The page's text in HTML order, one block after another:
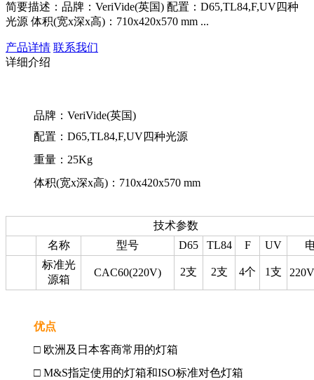
简要描述： 品牌：VeriVide(英国) 配置：D65,TL84,F,UV四种
光源 体积(宽x深x高)：710x420x570 mm ...
产品详情 联系我们
详细介绍
品牌：VeriVide(英国)
配置：D65,TL84,F,UV四种光源
重量：25Kg
体积(宽x深x高)：710x420x570 mm
技术参数
名称
型号 D65 TL84 F UV
标准光
源箱
CAC60(220V) 2支 2支 4个 1支
优点
□ 欧洲及日本客商常用的灯箱
□ M&S指定使用的灯箱和ISO标准对色灯箱